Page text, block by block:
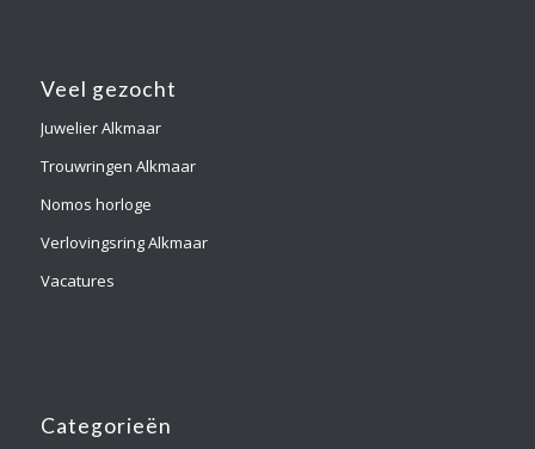
Veel gezocht
Juwelier Alkmaar
Trouwringen Alkmaar
Nomos horloge
Verlovingsring Alkmaar
Vacatures
Categorieën